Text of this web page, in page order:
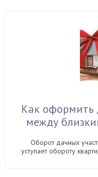
Как оформить
между
Оборот дачных
уступает обороту